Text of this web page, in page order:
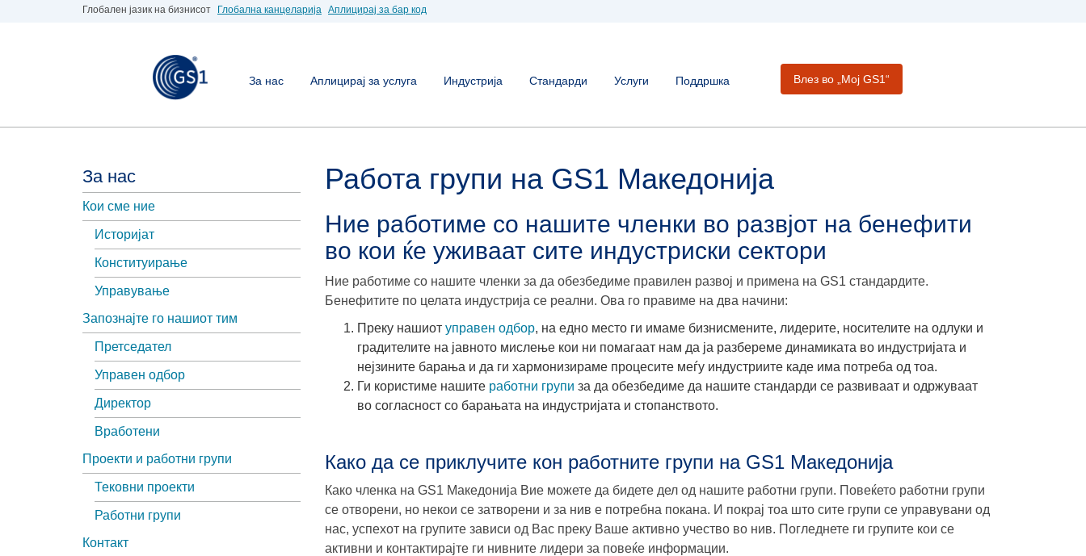
Глобален јазик на бизнисот Глобална канцеларија Аплицирај за бар код
За нас Аплицирај за услуга Индустрија Стандарди Услуги Поддршка Влез во „Moj GS1“
За нас
Кои сме ние
Историјат
Конституирање
Управување
Запознајте го нашиот тим
Претседател
Управен одбор
Директор
Вработени
Проекти и работни групи
Тековни проекти
Работни групи
Контакт
Работа групи на GS1 Македонија
Ние работиме со нашите членки во развјот на бенефити
во кои ќе уживаат сите индустриски сектори
Ние работиме со нашите членки за да обезбедиме правилен развој и примена на GS1 стандардите.
Бенефитите по целата индустрија се реални. Ова го правиме на два начини:
Преку нашиот управен одбор, на едно место ги имаме бизнисмените, лидерите, носителите на одлуки и
градителите на јавното мислење кои ни помагаат нам да ја разбереме динамиката во индустријата и
нејзините барања и да ги хармонизираме процесите меѓу индустриите каде има потреба од тоа.
Ги користиме нашите работни групи за да обезбедиме да нашите стандарди се развиваат и одржуваат
во согласност со барањата на индустријата и стопанството.
Како да се приклучите кон работните групи на GS1 Македонија
Како членка на GS1 Македонија Вие можете да бидете дел од нашите работни групи. Повеќето работни групи
се отворени, но некои се затворени и за нив е потребна покана. И покрај тоа што сите групи се управувани од
нас, успехот на групите зависи од Вас преку Ваше активно учество во нив. Погледнете ги групите кои се
активни и контактирајте ги нивните лидери за повеќе информации.